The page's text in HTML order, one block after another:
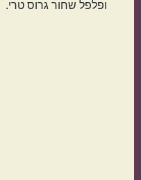
ופלפל שחור גרוס טרי.